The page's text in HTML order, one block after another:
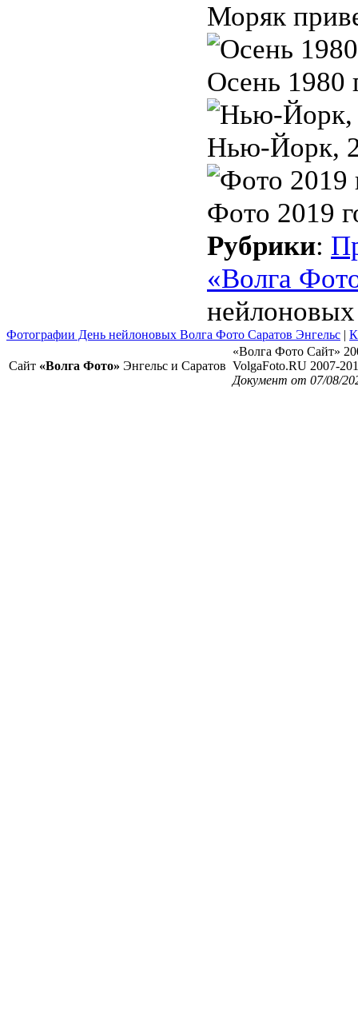
Моряк
Осень 1980
Нью-Йорк,
Фото 2019
Рубрики:
«Волга
Фотографии День нейлоновых Волга Фото Саратов Энгельс |
Сайт «Волга Фото» Энгельс и Саратов
«Волга Фото Сайт»
VolgaFoto.RU 2007-
Документ от 07/08/